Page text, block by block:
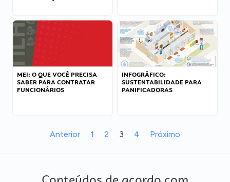
MEI: O QUE VOCÊ PRECISA
SABER PARA CONTRATAR
FUNCIONÁRIOS
INFOGRÁFICO:
SUSTENTABILIDADE PARA
PANIFICADORAS
Anterior 1 2 3 4 Próximo